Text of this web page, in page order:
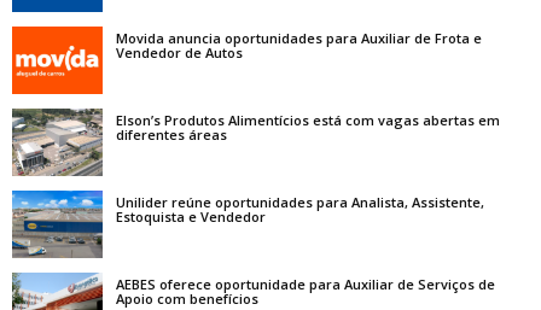
Movida anuncia oportunidades para Auxiliar de Frota e
Vendedor de Autos
Elson’s Produtos Alimentícios está com vagas abertas em
diferentes áreas
Unilider reúne oportunidades para Analista, Assistente,
Estoquista e Vendedor
AEBES oferece oportunidade para Auxiliar de Serviços de
Apoio com benefícios